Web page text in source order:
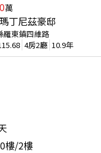
萬
丁尼茲豪邸
羅東鎮四維路
4房2廳 10.9年
0樓/2樓